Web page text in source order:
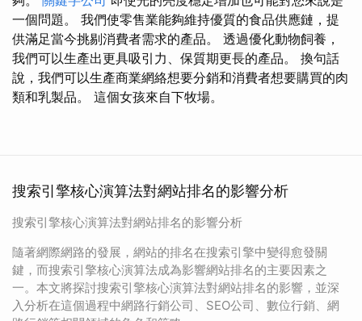
一個問題。 我們使零售業能夠維持優質的食品供應鏈，提
供滿足當今挑剔消費者需求的產品。 透過優化動物飼養，
我們可以生產出更具吸引力、保質期更長的產品。 換句話
說，我們可以生產商業網絡想要分銷和消費者想要購買的肉
類和乳製品。 這個女孩來自下牧場。
搜索引擎核心演算法對網站排名的影響分析
搜索引擎核心演算法對網站排名的影響分析
隨著網際網路的發展，網站的排名在搜索引擎中變得愈發關
鍵，而搜索引擎核心演算法成為影響網站排名的主要因素之
一。本文將探討搜索引擎核心演算法對網站排名的影響，並深
入分析在這個過程中網路行銷公司、SEO公司、數位行銷、網